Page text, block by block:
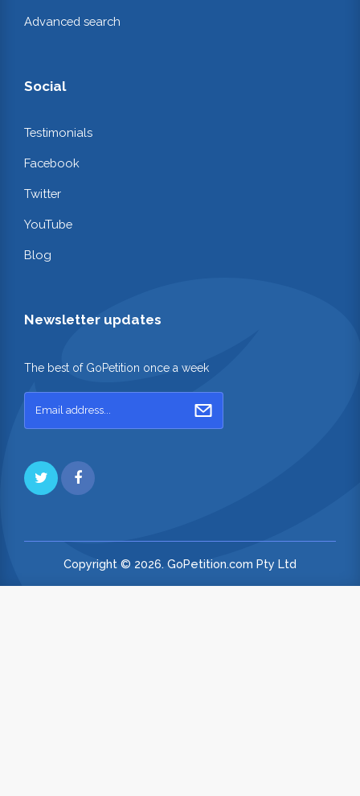
Advanced search
Social
Testimonials
Facebook
Twitter
YouTube
Blog
Newsletter updates
The best of GoPetition once a week
Copyright © 2026. GoPetition.com Pty Ltd